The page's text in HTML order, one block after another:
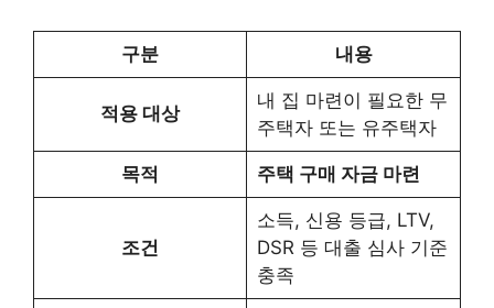
구분 내용
적용 대상
내 집 마련이 필요한 무
주택자 또는 유주택자
목적 주택 구매 자금 마련
조건
소득, 신용 등급, LTV,
DSR 등 대출 심사 기준
충족